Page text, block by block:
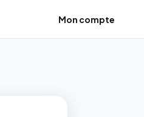
Mon compte